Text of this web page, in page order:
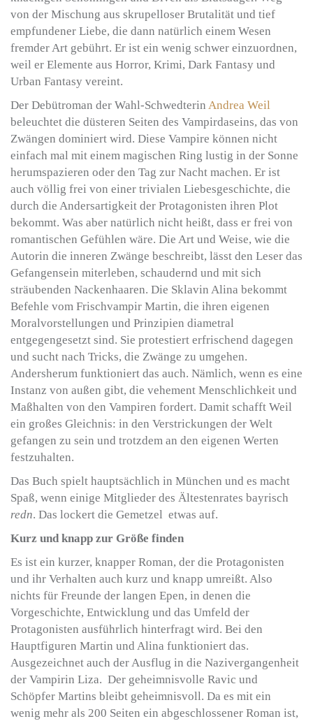
von der Mischung aus skrupelloser Brutalität und tief
empfundener Liebe, die dann natürlich einem Wesen
fremder Art gebührt. Er ist ein wenig schwer einzuordnen,
weil er Elemente aus Horror, Krimi, Dark Fantasy und
Urban Fantasy vereint.
Der Debütroman der Wahl-Schwedterin Andrea Weil
beleuchtet die düsteren Seiten des Vampirdaseins, das von
Zwängen dominiert wird. Diese Vampire können nicht
einfach mal mit einem magischen Ring lustig in der Sonne
herumspazieren oder den Tag zur Nacht machen. Er ist
auch völlig frei von einer trivialen Liebesgeschichte, die
durch die Andersartigkeit der Protagonisten ihren Plot
bekommt. Was aber natürlich nicht heißt, dass er frei von
romantischen Gefühlen wäre. Die Art und Weise, wie die
Autorin die inneren Zwänge beschreibt, lässt den Leser das
Gefangensein miterleben, schaudernd und mit sich
sträubenden Nackenhaaren. Die Sklavin Alina bekommt
Befehle vom Frischvampir Martin, die ihren eigenen
Moralvorstellungen und Prinzipien diametral
entgegengesetzt sind. Sie protestiert erfrischend dagegen
und sucht nach Tricks, die Zwänge zu umgehen.
Andersherum funktioniert das auch. Nämlich, wenn es eine
Instanz von außen gibt, die vehement Menschlichkeit und
Maßhalten von den Vampiren fordert. Damit schafft Weil
ein großes Gleichnis: in den Verstrickungen der Welt
gefangen zu sein und trotzdem an den eigenen Werten
festzuhalten.
Das Buch spielt hauptsächlich in München und es macht
Spaß, wenn einige Mitglieder des Ältestenrates bayrisch
redn. Das lockert die Gemetzel etwas auf.
Kurz und knapp zur Größe finden
Es ist ein kurzer, knapper Roman, der die Protagonisten
und ihr Verhalten auch kurz und knapp umreißt. Also
nichts für Freunde der langen Epen, in denen die
Vorgeschichte, Entwicklung und das Umfeld der
Protagonisten ausführlich hinterfragt wird. Bei den
Hauptfiguren Martin und Alina funktioniert das.
Ausgezeichnet auch der Ausflug in die Nazivergangenheit
der Vampirin Liza. Der geheimnisvolle Ravic und
Schöpfer Martins bleibt geheimnisvoll. Da es mit ein
wenig mehr als 200 Seiten ein abgeschlossener Roman ist,